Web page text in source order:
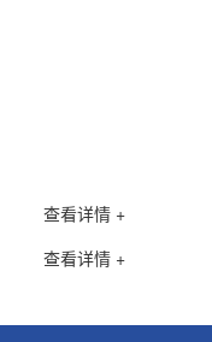
查看详情 +
查看详情 +